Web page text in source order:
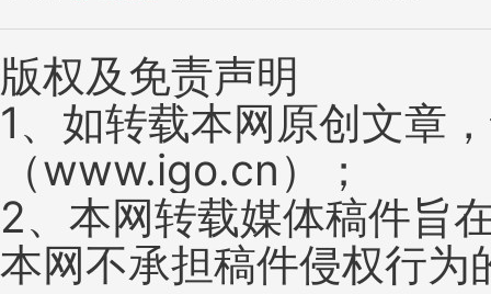
版权及免责声明
1、如转载本网原创文章
（www.igo.cn）；
2、本网转载媒体稿件旨
本网不承担稿件侵权行为